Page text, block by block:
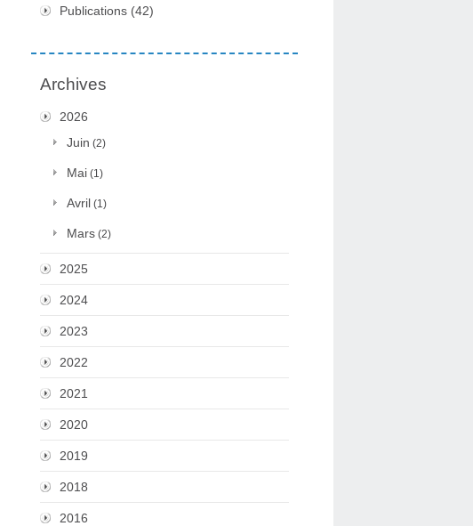
Publications (42)
Archives
2026
Juin (2)
Mai (1)
Avril (1)
Mars (2)
2025
2024
2023
2022
2021
2020
2019
2018
2016